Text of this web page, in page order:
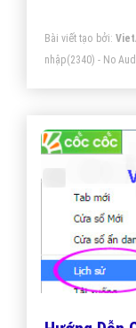
Bài viết tạo bởi:
nhập(2340) - No